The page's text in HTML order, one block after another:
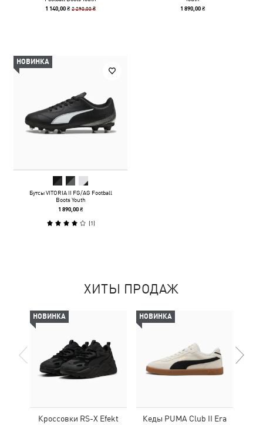
1 140,00 ₴2 290,00 ₴ 1 890,00 ₴
НОВИНКА
Бутсы VITORIA II FG/AG Football
Boots Youth
1 890,00 ₴
(1)
ХИТЫ ПРОДАЖ
НОВИНКА
Кроссовки RS-X Efekt
НОВИНКА
Кеды PUMA Club II Era